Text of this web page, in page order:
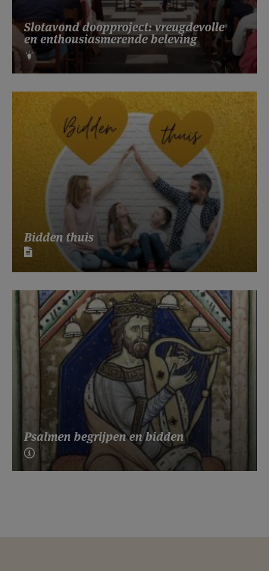
Slotavond doopproject: vreugdevolle
en enthousiasmerende beleving
Bidden thuis
Psalmen begrijpen en bidden